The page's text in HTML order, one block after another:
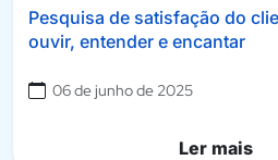
Pesquisa de satisfação do
ouvir, entender e encantar
06 de junho de 2025
Ler mais